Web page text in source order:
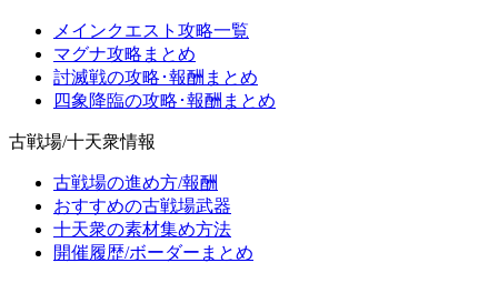
メインクエスト攻略一覧
マグナ攻略まとめ
討滅戦の攻略･報酬まとめ
四象降臨の攻略･報酬まとめ
古戦場/十天衆情報
古戦場の進め方/報酬
おすすめの古戦場武器
十天衆の素材集め方法
開催履歴/ボーダーまとめ